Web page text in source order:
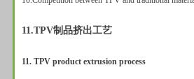
11.TPV制品挤出工艺
11. TPV product extrusion process